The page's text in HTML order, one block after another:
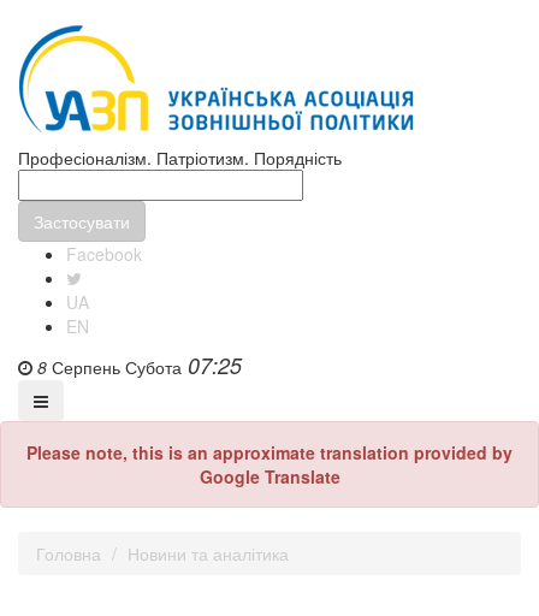
Професіоналізм. Патріотизм. Порядність
Facebook
UA
EN
8 Серпень Субота 07:25
Please note, this is an approximate translation provided by
Google Translate
Головна Новини та аналітика